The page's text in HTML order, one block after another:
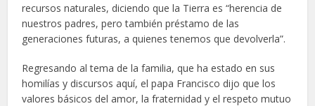
recursos naturales, diciendo que la Tierra es “herencia de
nuestros padres, pero también préstamo de las
generaciones futuras, a quienes tenemos que devolverla”.
Regresando al tema de la familia, que ha estado en sus
homilías y discursos aquí, el papa Francisco dijo que los
valores básicos del amor, la fraternidad y el respeto mutuo